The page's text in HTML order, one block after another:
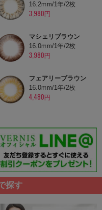
16.2mm/1年/2枚
3,980円
マシェリブラウン
16.0mm/1年/2枚
3,980円
フェアリーブラウン
16.0mm/1年/2枚
4,480円
探す